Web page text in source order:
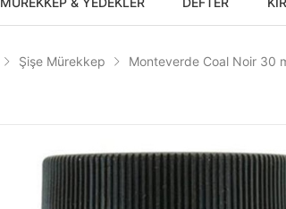
Şişe Mürekkep Monteverde Coal Noir 30